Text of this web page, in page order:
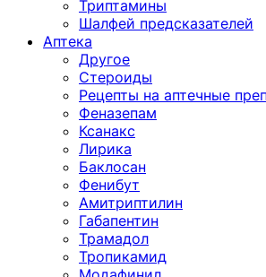
Триптамины
Шалфей предсказателей
Аптека
Другое
Стероиды
Рецепты на аптечные
Феназепам
Ксанакс
Лирика
Баклосан
Фенибут
Амитриптилин
Габапентин
Трамадол
Тропикамид